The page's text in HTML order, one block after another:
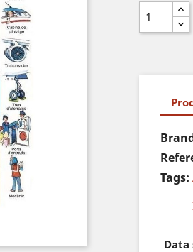
Tags:
Data